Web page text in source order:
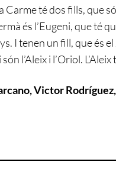
té dos fills, que
és l’Eugeni, que té
I tenen un fill, que és
l’Aleix i l’Oriol.
Victor